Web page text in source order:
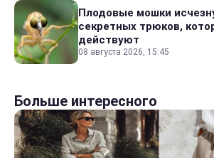
Плодовые мошки
секретных трюков,
действуют
08 августа 2026, 15:45
Больше интересного